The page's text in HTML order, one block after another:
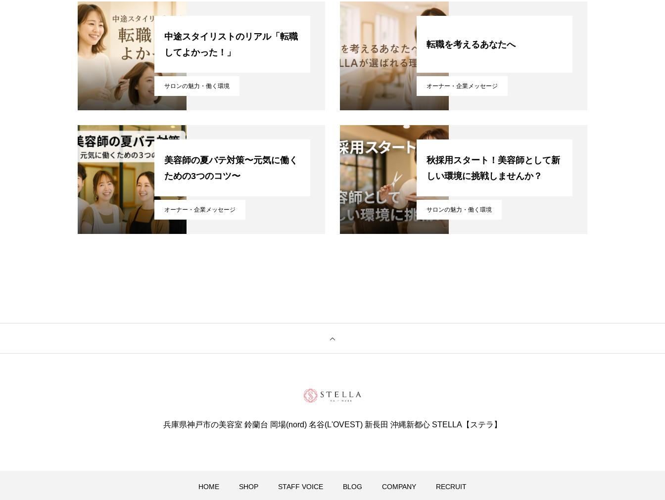
サロンの魅力・働く環境
中途スタイリストのリアル「転職
してよかった！」
オーナー・企業メッセージ
転職を考えるあなたへ
オーナー・企業メッセージ
美容師の夏バテ対策〜元気に働く
ための3つのコツ〜
サロンの魅力・働く環境
秋採用スタート！美容師として新
しい環境に挑戦しませんか？
兵庫県神戸市の美容室 鈴蘭台 岡場(nord) 名谷(L'OVEST) 新長田 沖縄新都心 STELLA【ステラ】
HOME SHOP STAFF VOICE BLOG COMPANY RECRUIT